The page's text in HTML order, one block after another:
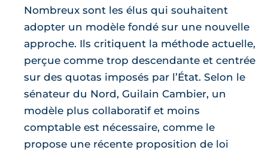
Nombreux sont les élus qui souhaitent
adopter un modèle fondé sur une nouvelle
approche. Ils critiquent la méthode actuelle,
perçue comme trop descendante et centrée
sur des quotas imposés par l’État. Selon le
sénateur du Nord, Guilain Cambier, un
modèle plus collaboratif et moins
comptable est nécessaire, comme le
propose une récente proposition de loi